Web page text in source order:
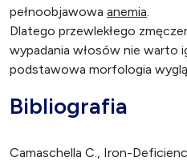
pełnoobjawowa anemia
Dlatego przewlekłego
wypadania włosów nie warto
podstawowa morfologia
Bibliografia
Camaschella C., Iron-